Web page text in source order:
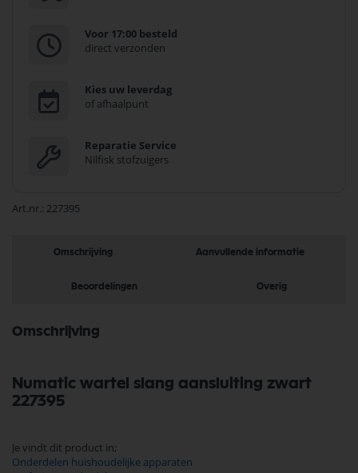
Voor 17:00 besteld
direct verzonden
Kies uw leverdag
of afhaalpunt
Reparatie Service
Nilfisk stofzuigers
Art.nr. 227395
Omschrijving Aanvullende informatie
Beoordelingen Overig
Omschrijving
Numatic wartel slang aansluiting zwart
227395
Je vindt dit product in;
Onderdelen huishoudelijke apparaten